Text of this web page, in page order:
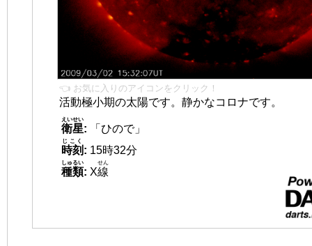
👈 お気に入りのアイコンをクリック！
活動極小期の太陽です。静かなコロナです。
衛星
えいせい
:
「ひので」
時刻
じこく
: 15時32分
種類
しゅるい
: X線
せん